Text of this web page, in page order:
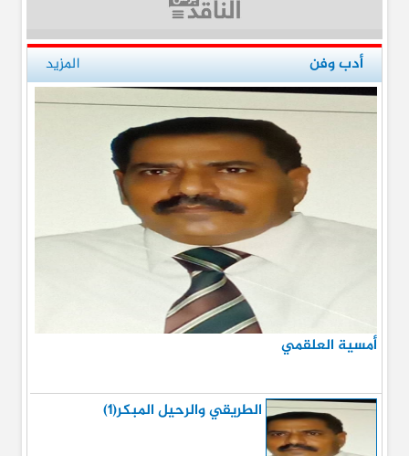
أدب وفن المزيد
أمسية العلقمي
الطريقي والرحيل المبكر(1)